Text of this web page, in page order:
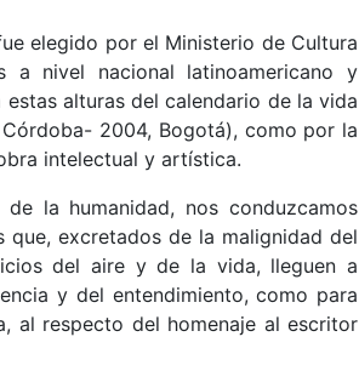
elegido por el Ministerio de Cultura
a nivel nacional latinoamericano y
alturas del calendario de la vida
2004, Bogotá), como por la
intelectual y artística.
la humanidad, nos conduzcamos
excretados de la malignidad del
del aire y de la vida, lleguen a
y del entendimiento, como para
al respecto del homenaje al escritor